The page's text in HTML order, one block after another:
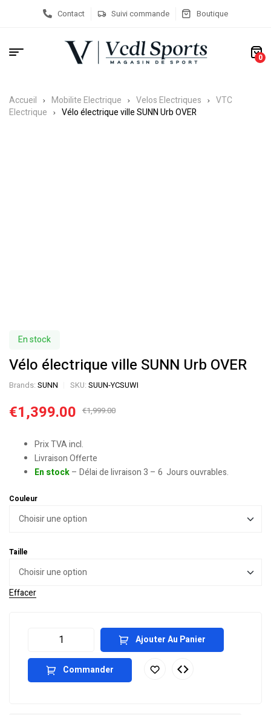
Contact Suivi commande Boutique
0
Accueil Mobilite Electrique Velos Electriques
VTC
Electrique
Vélo électrique ville SUNN Urb OVER
En stock
Vélo électrique ville SUNN Urb OVER
Brands: SUNN SKU: SUUN-YCSUWI
€1,999.00
€1,399.00
Prix TVA incl.
Livraison Offerte
En stock– Délai de livraison 3 – 6 Jours ouvrables.
Couleur
Taille
Effacer
Ajouter Au Panier
Commander